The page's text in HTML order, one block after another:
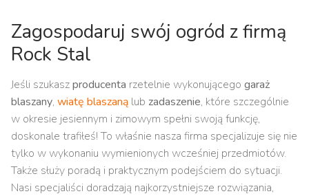
Zagospodaruj swój ogród z firmą
Rock Stal
Jeśli szukaszproducenta rzetelnie wykonującego garaż
blaszany, wiatę blaszaną lub zadaszenie, które szczególnie
w okresie jesiennym i zimowym spełni swoją funkcję,
doskonale trafiłeś! To właśnie nasza firma specjalizuje się nie
tylko w wykonaniu wymienionych wcześniej przedmiotów.
Także służy poradą i praktycznym podejściem do sytuacji.
Nasi specjaliści doradzają najkorzystniejsze rozwiązania,